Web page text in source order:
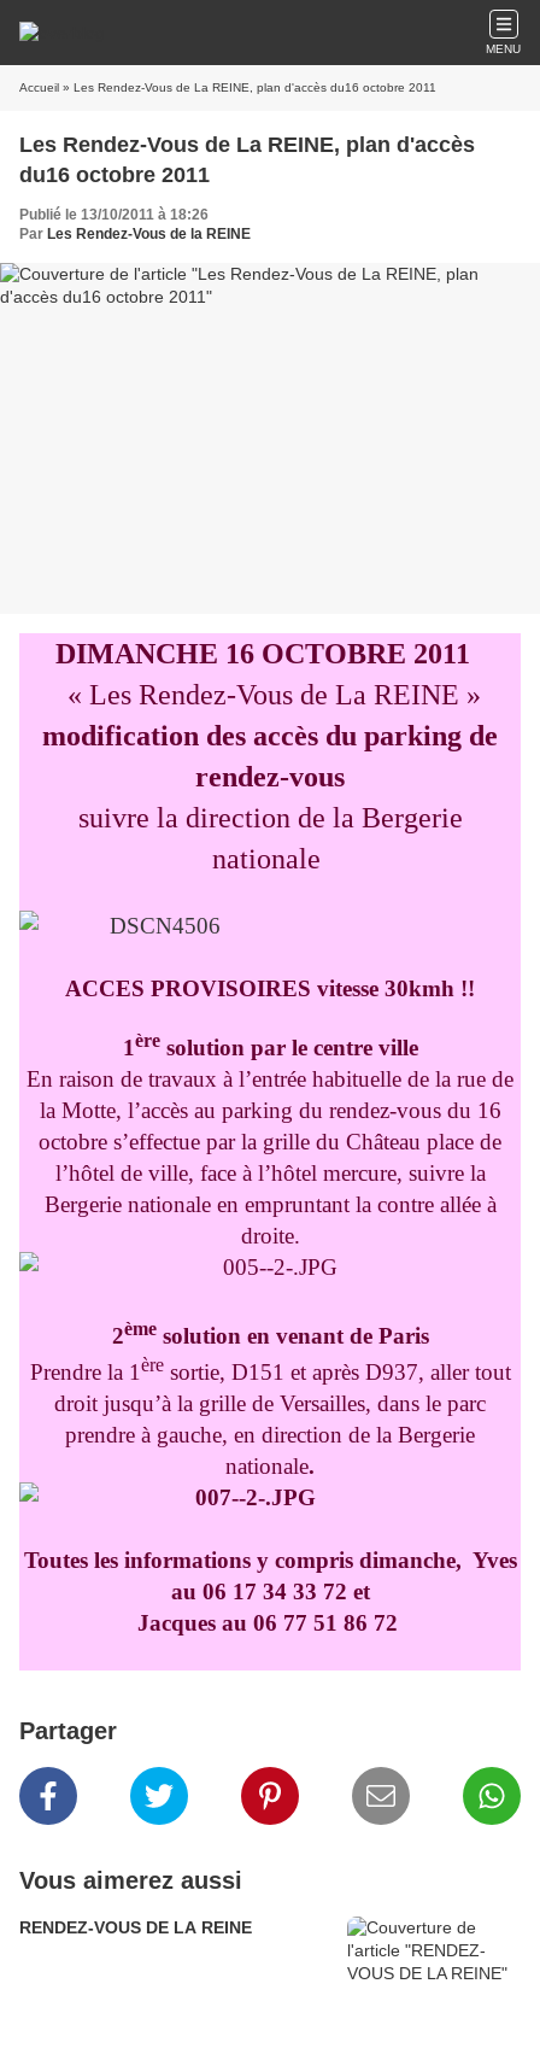
MENU
Accueil » Les Rendez-Vous de La REINE, plan d'accès du16 octobre 2011
Les Rendez-Vous de La REINE, plan d'accès
du16 octobre 2011
Publié le 13/10/2011 à 18:26
Par Les Rendez-Vous de la REINE
DIMANCHE 16 OCTOBRE 2011
« Les Rendez-Vous de La REINE »
modification des accès du parking de
rendez-vous
suivre la direction de la Bergerie
nationale
ACCES PROVISOIRES vitesse 30kmh !!
1èresolution par le centre ville
En raison de travaux à l’entrée habituelle de la rue de
la Motte, l’accès au parking du rendez-vous du 16
octobre s’effectue par la grille du Château place de
l’hôtel de ville, face à l’hôtel mercure, suivre la
Bergerie nationale en empruntant la contre allée à
droite.
2èmesolution en venant de Paris
Prendre la 1 èresortie, D151 et après D937, aller tout
droit jusqu’à la grille de Versailles, dans le parc
prendre à gauche, en direction de la Bergerie
nationale.
Toutes les informations y compris dimanche, Yves
au 06 17 34 33 72 et
Jacques au 06 77 51 86 72
Partager
Vous aimerez aussi
RENDEZ-VOUS DE LA REINE